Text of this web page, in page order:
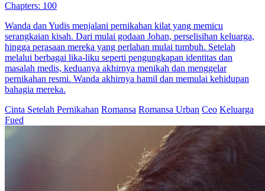
Pernikahan Penuh Intrik
Chapters: 78
Putri Adinda adalah putri keluarga kaya, hancur setelah dikhianati
Arga Wijaya. Dalam keadaan mabuk, ia bermalam dengan pria
suaminya adalah Raka Pratama, paman sahabatnya sekaligus
penguasa bisnis. Dari pernikahan tak terduga itu, cinta dan konflik
Ceo Serangan balik
Identitas Tersembunyi Cinta Satu Malam
Cinta